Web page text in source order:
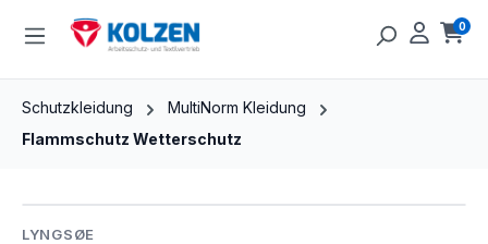
Zum Hauptinhalt springen 0
Schutzkleidung
MultiNorm Kleidung
Flammschutz Wetterschutz
LYNGSØE